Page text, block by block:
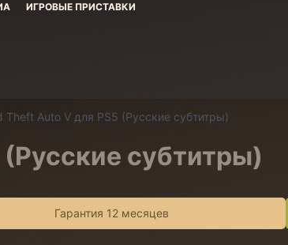
ИГРОВЫЕ ПРИСТАВКИ
Theft Auto V для PS5 (Русские субтитры)
субтитры)
Гарантия 12 месяцев